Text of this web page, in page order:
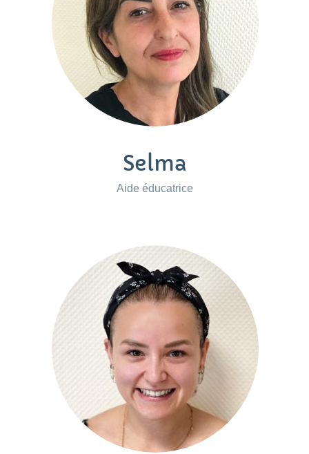
Selma
Aide éducatrice